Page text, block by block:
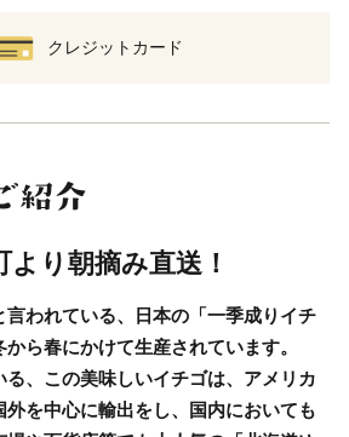
クレジットカード
り朝摘み直送！
われている、日本の「一季成りイチ
ら春にかけて生産されています。
、この美味しいイチゴは、アメリカ
を中心に輸出をし、国内においても